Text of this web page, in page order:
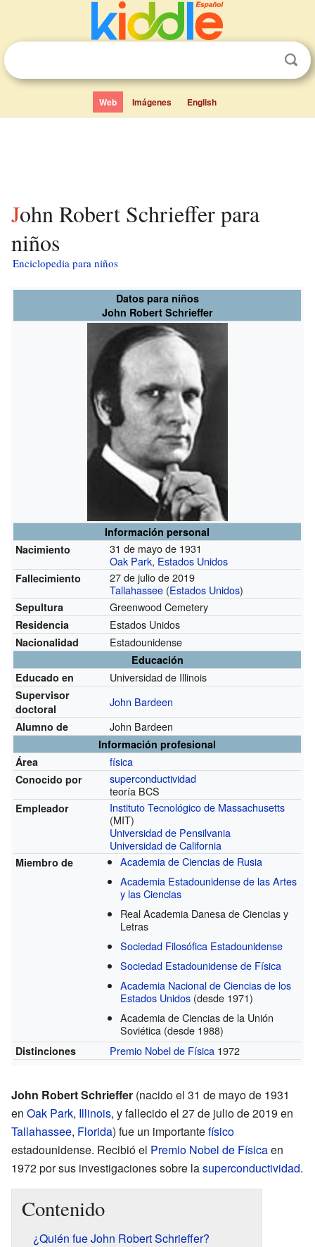
Web Imágenes English
John Robert Schrieffer para
niños
Enciclopedia para niños
Datos para niños
John Robert Schrieffer
Información personal
Nacimiento
31 de mayo de 1931
Oak Park, Estados Unidos
Fallecimiento
27 de julio de 2019
Tallahassee (Estados Unidos)
Sepultura Greenwood Cemetery
Residencia Estados Unidos
Nacionalidad Estadounidense
Educación
Educado en
Universidad de Illinois
Supervisor
doctoral
John Bardeen
Alumno de John Bardeen
Información profesional
Área
física
Conocido por
superconductividad
teoría BCS
Empleador
Instituto Tecnológico de Massachusetts
(MIT)
Universidad de Pensilvania
Universidad de California
Miembro de
Academia de Ciencias de Rusia
Academia Estadounidense de las Artes
y las Ciencias
Real Academia Danesa de Ciencias y
Letras
Sociedad Filosófica Estadounidense
Sociedad Estadounidense de Física
Academia Nacional de Ciencias de los
Estados Unidos (desde 1971)
Academia de Ciencias de la Unión
Soviética (desde 1988)
Distinciones Premio Nobel de Física 1972
John Robert Schrieffer (nacido el 31 de mayo de 1931
en Oak Park, Illinois, y fallecido el 27 de julio de 2019 en
Tallahassee, Florida) fue un importantefísico
estadounidense. Recibió el Premio Nobel de Físicaen
1972 por sus investigaciones sobre lasuperconductividad.
Contenido
¿Quién fue John Robert Schrieffer?